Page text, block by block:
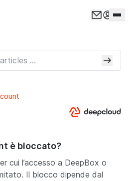
è bloccato?
cui l’accesso a DeepBox o
Il blocco dipende dal